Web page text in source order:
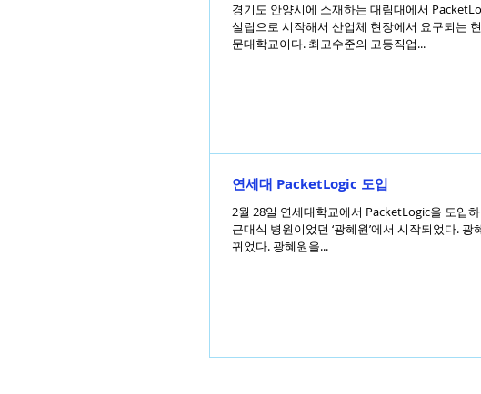
경기도 안양시에 소재하는 대림대에서
설립으로 시작해서 산업체 현장에서 요구되는
문대학교이다. 최고수준의 고등직업...
연세대 PacketLogic 도입
2월 28일 연세대학교에서 PacketLogic을 도입
근대식 병원이었던 ‘광혜원’에서 시작되었다. 광
뀌었다. 광혜원을...